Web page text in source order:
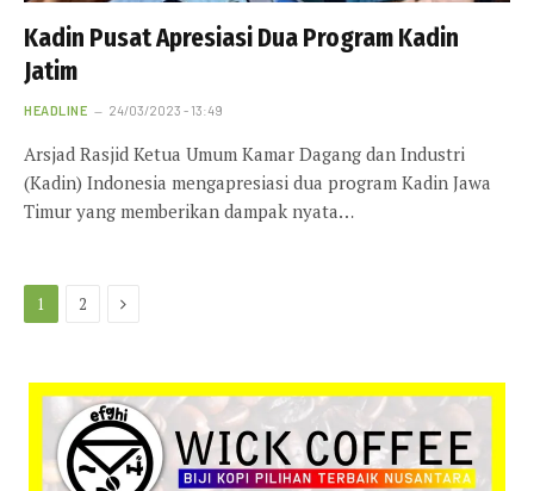
Kadin Pusat Apresiasi Dua Program Kadin
Jatim
HEADLINE 24/03/2023 - 13:49
Arsjad Rasjid Ketua Umum Kamar Dagang dan Industri
(Kadin) Indonesia mengapresiasi dua program Kadin Jawa
Timur yang memberikan dampak nyata…
1 2 Next